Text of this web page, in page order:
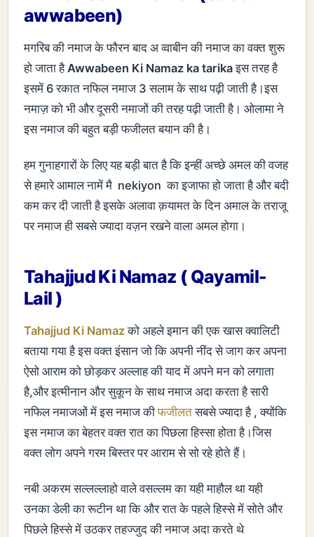
awwabeen)
मगरिब की नमाज के फौरन बाद अ व्वाबीन की नमाज का वक्त शुरू
हो जाता है Awwabeen Ki Namaz ka tarikaइस तरह है
इसमें 6 रकात नफिल नमाज 3 सलाम के साथ पढ़ी जाती है।इस
नमाज़ को भी और दूसरी नमाजों की तरह पढ़ी जाती है। ओलामा ने
इस नमाज की बहुत बड़ी फजीलत बयान की है।
हम गुनाहगारों के लिए यह बड़ी बात है कि इन्हीं अच्छे अमल की वजह
से हमारे आमाल नामें मै nekiyon का इजाफा हो जाता है और बदी
कम कर दी जाती है इसके अलावा क़यामत के दिन अमाल के तराजू
पर नमाज ही सबसे ज्यादा वज़न रखने वाला अमल होगा।
Tahajjud Ki Namaz ( Qayamil-
Lail )
Tahajjud Ki Namazको अहले इमान की एक खास क्वालिटी
बताया गया है इस वक्त इंसान जो कि अपनी नींद से जाग कर अपना
ऐसो आराम को छोड़कर अल्लाह की याद में अपने मन को लगाता
है,और इत्मीनान और सुकून के साथ नमाज अदा करता है सारी
नफिल नमाजओं में इस नमाज कीफजीलतसबसे ज्यादा है , क्योंकि
इस नमाज का बेहतर वक्त रात का पिछला हिस्सा होता है।जिस
वक्त लोग अपने गरम बिस्तर पर आराम से सो रहे होते हैं।
नबी अकरम सल्लल्लाहो वाले वसल्लम का यही माहौल था यही
उनका डेली का रूटीन था कि और रात के पहले हिस्से में सोते और
पिछले हिस्से में उठकर तहज्जुद की नमाज अदा करते थे